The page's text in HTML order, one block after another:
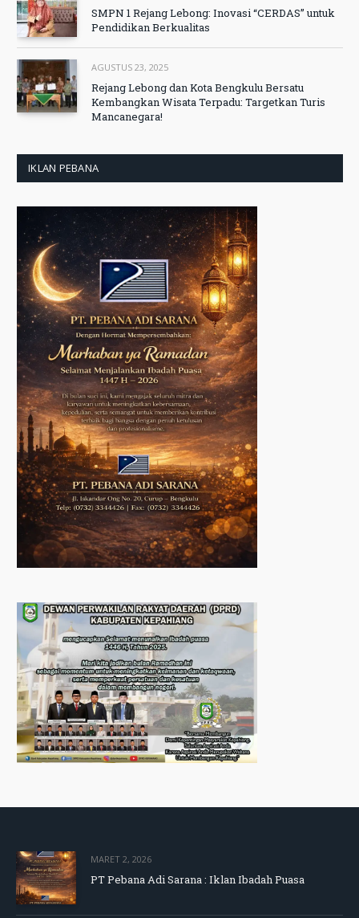
SMPN 1 Rejang Lebong: Inovasi “CERDAS” untuk
Pendidikan Berkualitas
AGUSTUS 23, 2025
Rejang Lebong dan Kota Bengkulu Bersatu
Kembangkan Wisata Terpadu: Targetkan Turis
Mancanegara!
IKLAN PEBANA
MARET 2, 2026
PT Pebana Adi Sarana : Iklan Ibadah Puasa